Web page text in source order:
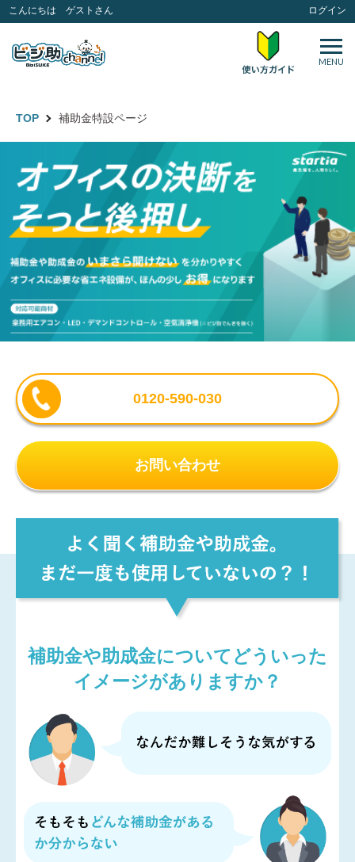
こんにちは ゲストさん ログイン
MENU
TOP 補助金特設ページ
0120-590-030
お問い合わせ
補助金や助成金についてどういった
イメージがありますか？